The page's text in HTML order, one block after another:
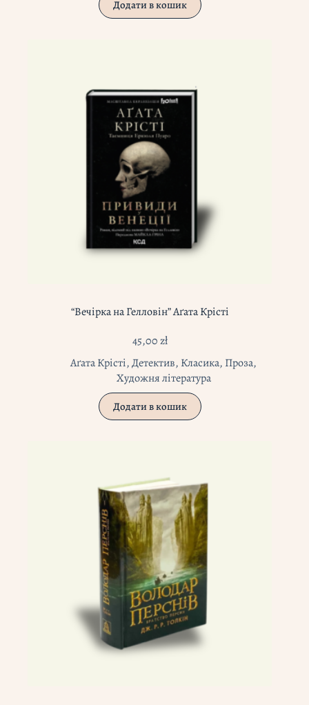
Додати в кошик
“Вечірка на Гелловін” Аґата Крісті
45,00zł
Аґата Крісті,Детектив, Класика, Проза,
Художня література
Додати в кошик